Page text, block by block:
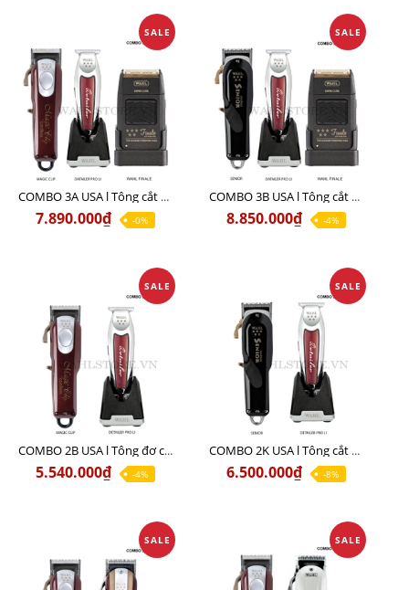
SALE
COMBO 3A USA l Tông cắt MAGIC + Tông viền DETAILER PRO LI + Cạo khô FINALE
7.890.000₫ -0%
SALE
COMBO 3B USA l Tông cắt SENIOR + Tông viền DETAILER PRO LI + Cạo khô FINALE
8.850.000₫ -4%
SALE
COMBO 2B USA l Tông đơ cắt Magic clip Red + Tông đơ viền Detailer Pro Li
5.540.000₫ -4%
SALE
COMBO 2K USA l Tông cắt SENIOR +Tông viền DETAILER PRO LI
6.500.000₫ -8%
SALE SALE